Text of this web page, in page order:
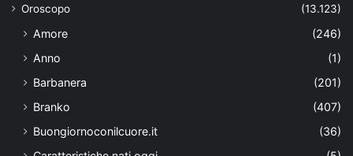
Oroscopo (13.123)
Amore
(246)
Anno
(1)
Barbanera
(201)
Branko
(407)
Buongiornoconilcuore.it
(36)